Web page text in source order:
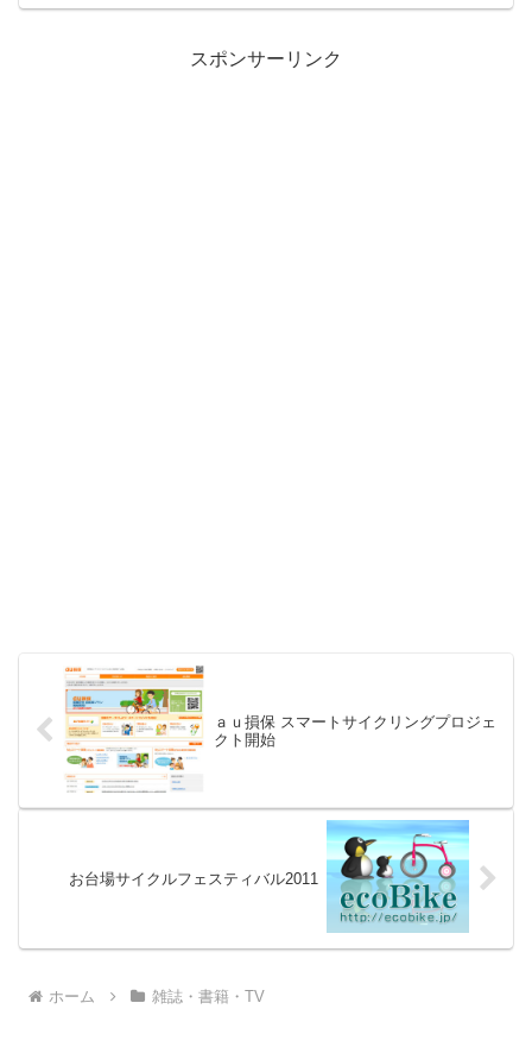
スポンサーリンク
ａｕ損保 スマートサイクリングプロジェ
クト開始
お台場サイクルフェスティバル2011
ホーム 雑誌・書籍・TV